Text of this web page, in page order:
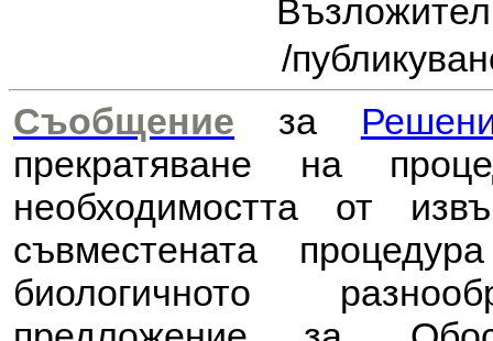
/
Съобщение за
прекратяване на
необходимостта от
съвместената
биологичното